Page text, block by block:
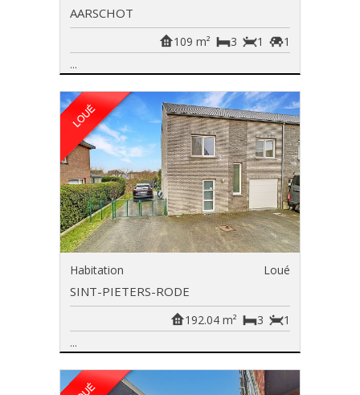
AARSCHOT
1
1
3
109 m²
...
Habitation Loué
SINT-PIETERS-RODE
1
3
192.04 m²
...